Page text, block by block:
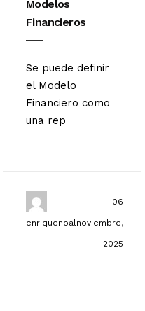
Modelos
Financieros
Se puede definir
el Modelo
Financiero como
una rep
enriquenoal
06
noviembre,
2025